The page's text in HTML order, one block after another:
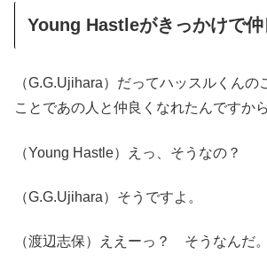
Young Hastleがきっかけで仲
（G.G.Ujihara）だってハッスルくんの
ことであの人と仲良くなれたんですから
（Young Hastle）えっ、そうなの？
（G.G.Ujihara）そうですよ。
（渡辺志保）ええーっ？ そうなんだ。